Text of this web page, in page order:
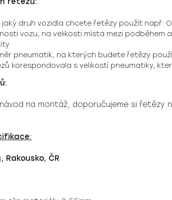
druh vozidla chcete řetězy použít např:
vozu, na velikosti místa mezi podběhem
pneumatik, na kterých budete řetězy
korespondovala s velikostí pneumatiky,
na montáž, doporučujeme si řetězy
Rakousko, ČR